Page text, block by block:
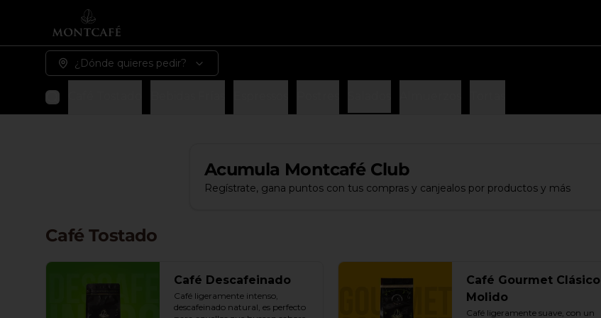
¿Dónde quieres pedir?
Acumula Montcafé Club
Regístrate, gana puntos con tus compras y canjealos por productos y más
Café Tostado
Café Descafeinado
Café ligeramente intenso,
descafeinado natural, es perfecto
Café Gourmet Clásico
Molido
Café ligeramente suave, con un